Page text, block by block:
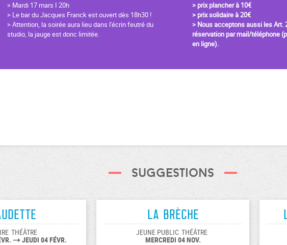
> Mardi 17 mars I 20h
> Le bar du Jacques Franck est ouvert dès 18h30 !
> Attention, la soirée aura lieu dans l'écrin feutré du
studio, la jauge est donc limitée.
> prix plancher à 10€
> prix solidaire à 20€
> Nous acceptons aussi les Art.
réservation par mail/téléphone
en ligne).
Suggestions
THÉÂTRE
JEUDI 04 FÉVR.
La Brèche
JEUNE PUBLIC THÉÂTRE
MERCREDI 04 NOV.